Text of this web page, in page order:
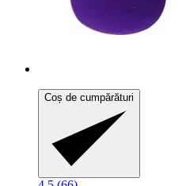
Coș de cumpărături